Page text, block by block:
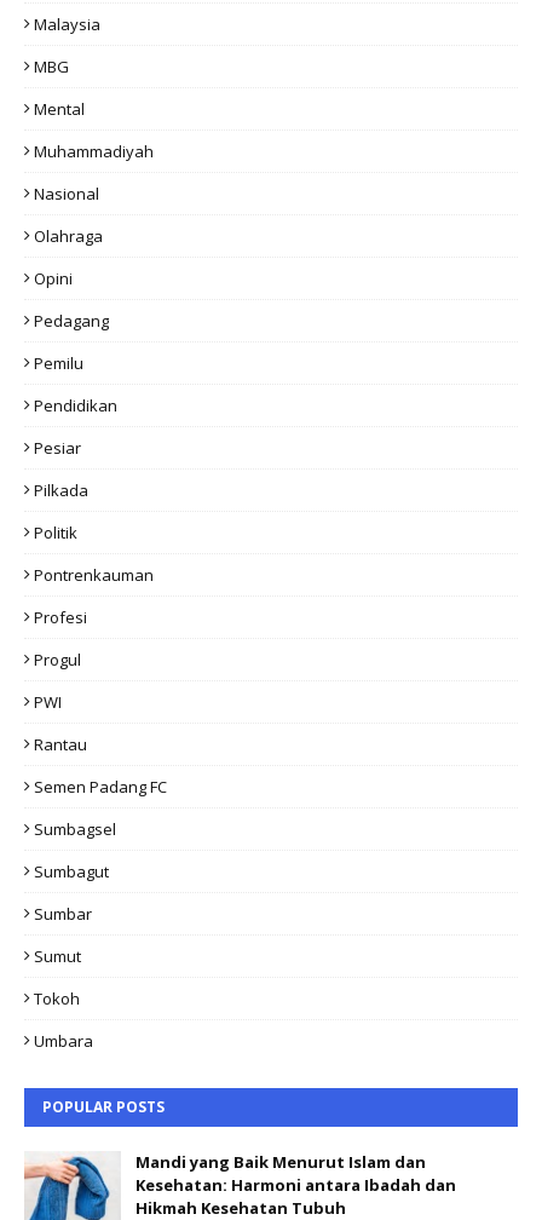
Malaysia
MBG
Mental
Muhammadiyah
Nasional
Olahraga
Opini
Pedagang
Pemilu
Pendidikan
Pesiar
Pilkada
Politik
Pontrenkauman
Profesi
Progul
PWI
Rantau
Semen Padang FC
Sumbagsel
Sumbagut
Sumbar
Sumut
Tokoh
Umbara
POPULAR POSTS
Mandi yang Baik Menurut Islam dan
Kesehatan: Harmoni antara Ibadah dan
Hikmah Kesehatan Tubuh